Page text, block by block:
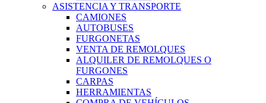
ASISTENCIA Y TRANSPORTE
CAMIONES
AUTOBUSES
FURGONETAS
VENTA DE REMOLQUES
ALQUILER DE REMOLQUES O
FURGONES
CARPAS
HERRAMIENTAS